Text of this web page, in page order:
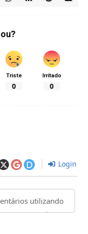
Triste
0
Irritado
0
Login